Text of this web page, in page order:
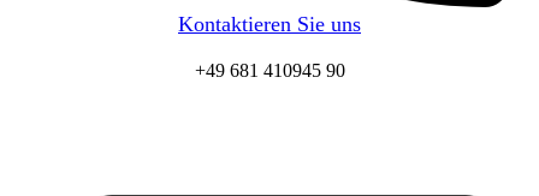
Kontaktieren Sie uns
+49 681 410945 90